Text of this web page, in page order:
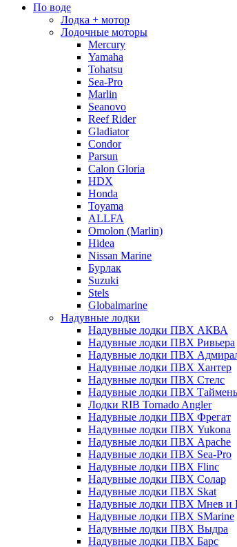
По воде
Лодка + мотор
Лодочные моторы
Mercury
Yamaha
Tohatsu
Sea-Pro
Marlin
Seanovo
Reef Rider
Gladiator
Condor
Parsun
Calon Gloria
HDX
Honda
Toyama
ALLFA
Omolon (Marlin)
Hidea
Nissan Marine
Бурлак
Suzuki
Stels
Globalmarine
Надувные лодки
Надувные лодки ПВХ АКВА
Надувные лодки ПВХ Ривьера
Надувные лодки ПВХ
Надувные лодки ПВХ Хантер
Надувные лодки ПВХ Стелс
Надувные лодки ПВХ Таймень
Лодки RIB Tornado Angler
Надувные лодки ПВХ Фрегат
Надувные лодки ПВХ Yukona
Надувные лодки ПВХ Apache
Надувные лодки ПВХ Sea-Pro
Надувные лодки ПВХ Flinc
Надувные лодки ПВХ Солар
Надувные лодки ПВХ Skat
Надувные лодки ПВХ Мнев и
Надувные лодки ПВХ SMarine
Надувные лодки ПВХ Выдра
Надувные лодки ПВХ Барс